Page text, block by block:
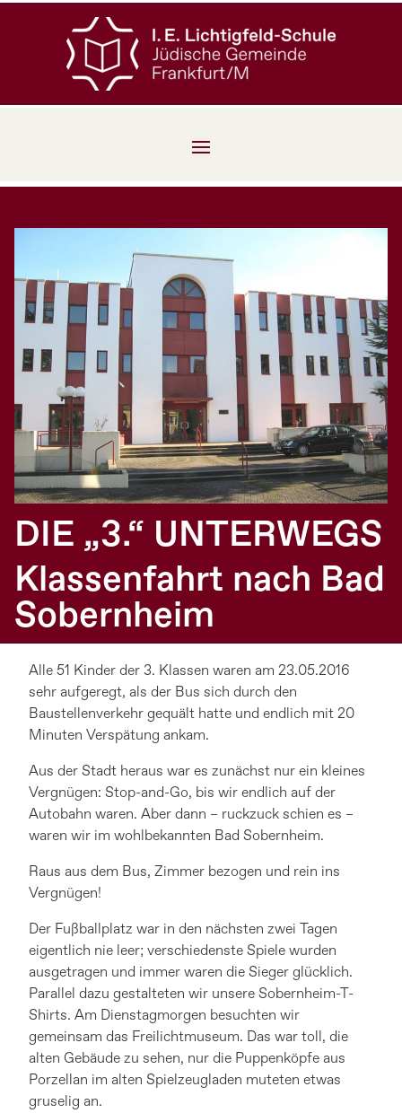
DIE „3.“ UNTERWEGS
Klassenfahrt nach Bad
Sobernheim
Alle 51 Kinder der 3. Klassen waren am 23.05.2016
sehr aufgeregt, als der Bus sich durch den
Baustellenverkehr gequält hatte und endlich mit 20
Minuten Verspätung ankam.
Aus der Stadt heraus war es zunächst nur ein kleines
Vergnügen: Stop-and-Go, bis wir endlich auf der
Autobahn waren. Aber dann – ruckzuck schien es –
waren wir im wohlbekannten Bad Sobernheim.
Raus aus dem Bus, Zimmer bezogen und rein ins
Vergnügen!
Der Fußballplatz war in den nächsten zwei Tagen
eigentlich nie leer; verschiedenste Spiele wurden
ausgetragen und immer waren die Sieger glücklich.
Parallel dazu gestalteten wir unsere Sobernheim-T-
Shirts. Am Dienstagmorgen besuchten wir
gemeinsam das Freilichtmuseum. Das war toll, die
alten Gebäude zu sehen, nur die Puppenköpfe aus
Porzellan im alten Spielzeugladen muteten etwas
gruselig an.